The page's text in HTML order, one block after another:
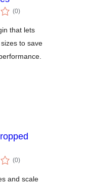
(0vērtējumu
kopsumma
)
that lets
to save
(0vērtējumu
kopsumma
)
and scale